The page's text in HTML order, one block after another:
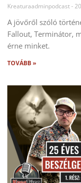
Kreaturaadminpodcast
A jövőről szóló
Fallout, Terminátor,
érne minket.
TOVÁBB »